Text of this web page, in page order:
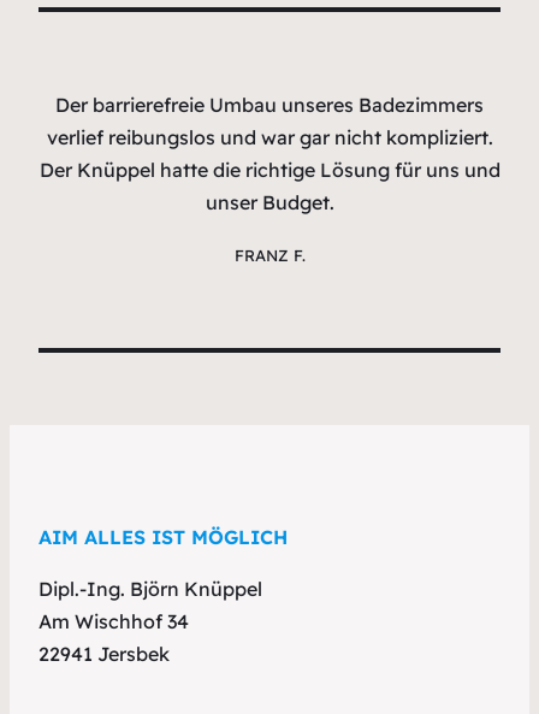
Der barrierefreie Umbau unseres Badezimmers
verlief reibungslos und war gar nicht kompliziert.
Der Knüppel hatte die richtige Lösung für uns und
unser Budget.
FRANZ F.
AIM ALLES IST MÖGLICH
Dipl.-Ing. Björn Knüppel
Am Wischhof 34
22941 Jersbek